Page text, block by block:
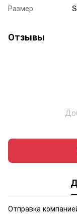
Размер
Отзывы
Отправка